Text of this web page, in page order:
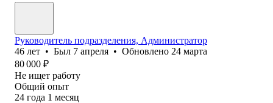
Руководитель подразделения, Администратор
46 лет • Был 7 апреля • Обновлено 24 марта
80 000 ₽
Не ищет работу
Общий опыт
24 года 1 месяц